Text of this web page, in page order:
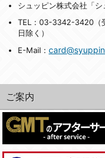
シュッピン株式会社「
TEL：03-3342-3420（
日除く）
E-Mail：
ご案内